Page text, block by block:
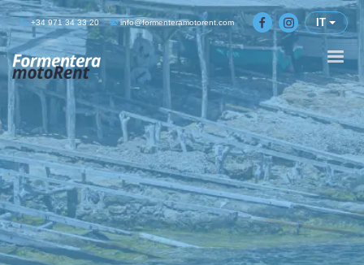
+34 971 34 33 20 info@formenteramotorent.com IT